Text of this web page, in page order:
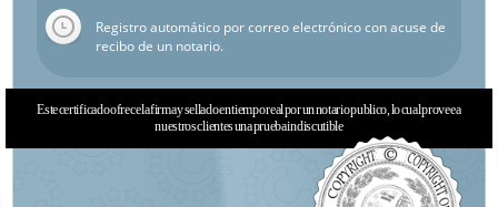
Registro automático por correo electrónico con acuse de
recibo de un notario.
Este certificado ofrece la firma y sellado en tiempo real por un notario publico, lo cual provee a
nuestros clientes una prueba indiscutible